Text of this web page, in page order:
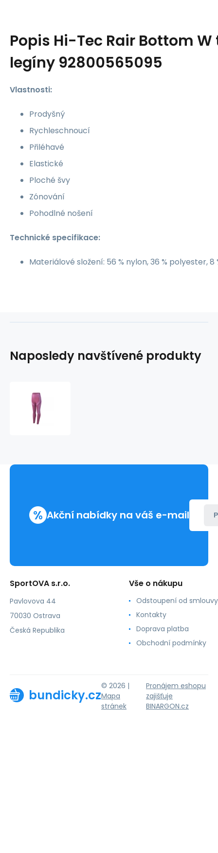
Popis Hi-Tec Rair Bottom
legíny 92800565095
Vlastnosti:
Prodyšný
Rychleschnoucí
Přiléhavé
Elastické
Ploché švy
Zónování
Pohodlné nošení
Technické specifikace:
Materiálové složení: 56 % nylon, 36 % polyester, 8
Naposledy navštívené produkty
92800565095
% Akční nabídky na váš e-mail
SportOVA s.r.o.
Pavlovova 44
70030 Ostrava
Česká Republika
Vše o nákupu
Odstoupení od smlouvy
Kontakty
Doprava platba
Obchodní podmínky
bundicky.cz
© 2026 |
Mapa
stránek
Pronájem eshopu
zajišťuje
BINARGON.cz